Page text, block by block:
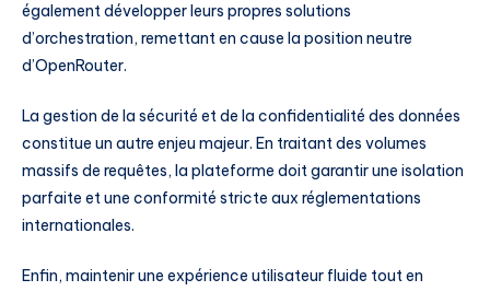
également développer leurs propres solutions
d’orchestration, remettant en cause la position neutre
d’OpenRouter.
La gestion de la sécurité et de la confidentialité des données
constitue un autre enjeu majeur. En traitant des volumes
massifs de requêtes, la plateforme doit garantir une isolation
parfaite et une conformité stricte aux réglementations
internationales.
Enfin, maintenir une expérience utilisateur fluide tout en